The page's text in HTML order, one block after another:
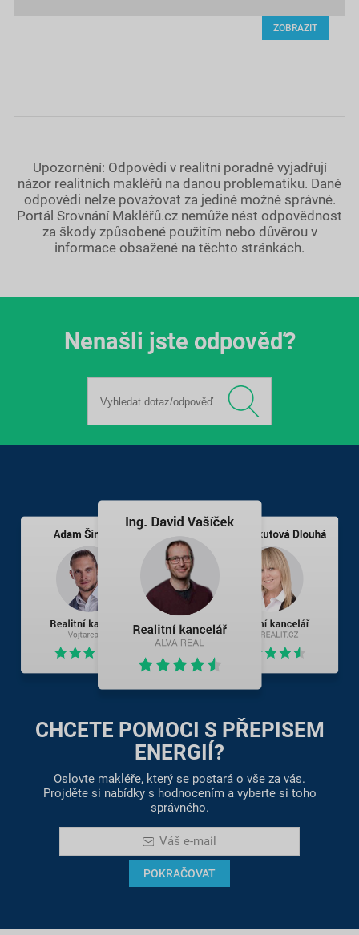
ZOBRAZIT
Upozornění: Odpovědi v realitní poradně vyjadřují
názor realitních makléřů na danou problematiku. Dané
odpovědi nelze považovat za jediné možné správné.
Portál Srovnání Makléřů.cz nemůže nést odpovědnost
za škody způsobené použitím nebo důvěrou v
informace obsažené na těchto stránkách.
Nenašli jste odpověď?
CHCETE POMOCI S PŘEPISEM
ENERGIÍ?
Oslovte makléře, který se postará o vše za vás.
Projděte si nabídky s hodnocením a vyberte si toho
správného.
Váš e-mail
POKRAČOVAT